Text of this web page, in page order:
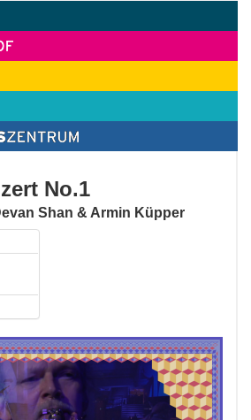
No.1
Shan & Armin Küpper